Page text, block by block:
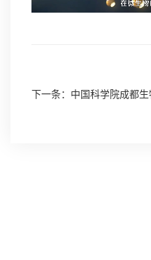
下一条：中国科学院成都生